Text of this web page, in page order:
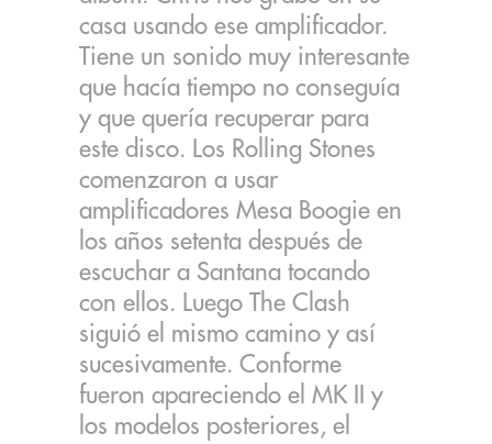
casa usando ese amplificador.
Tiene un sonido muy interesante
que hacía tiempo no conseguía
y que quería recuperar para
este disco. Los Rolling Stones
comenzaron a usar
amplificadores Mesa Boogie en
los años setenta después de
escuchar a Santana tocando
con ellos. Luego The Clash
siguió el mismo camino y así
sucesivamente. Conforme
fueron apareciendo el MK II y
los modelos posteriores, el